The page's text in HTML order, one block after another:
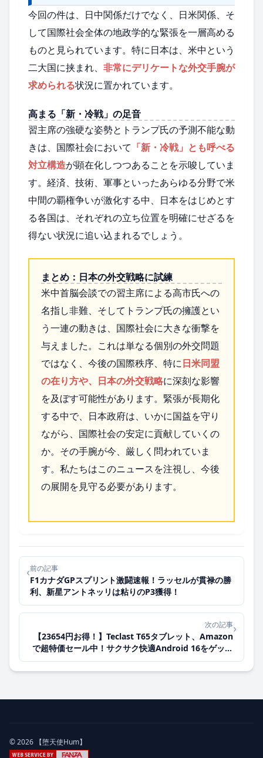
今回の件は、日中関係だけでなく、日米関係、そ
して国際社会全体の地政学的な緊張を一層高める
ものと見られています。特に日本は、米中という
二大国に挟まれ、 非常にデリケートな外交手腕が
求められる状況に置かれています。
高まる「新・冷戦」の足音
習主席の強硬な姿勢とトランプ氏の予測不能な動
きは、国際社会において 「新・冷戦」とも呼べる
対立構造が顕在化しつつあることを示唆していま
す。経済、技術、軍事といったあらゆる分野で米
中間の覇権争いが激化する中、日本をはじめとす
る各国は、それぞれの立ち位置を明確にせざるを
得ない状況に追い込まれるでしょう。
まとめ：日本の外交戦略に試練
米中首脳会談での習主席による高市氏への
名指し非難、そしてトランプ氏の擁護とい
う一連の動きは、国際社会に大きな衝撃を
与えました。これは単なる個別の外交問題
ではなく、今後の国際秩序、特に日米同盟
の在り方や、日本の外交戦略に深刻な影響
を及ぼす可能性があります。緊張が長期化
する中で、日本政府は、いかに国益を守り
ながら、国際社会の安定に貢献していくの
か。その手腕が今、厳しく問われていま
す。私たちはこのニュースを注視し、今後
の展開を見守る必要があります。
‹前の記事
F1カナダGPスプリント激闘速報！ラッセルが貫禄の勝
利、新星アントネッリは粘りのP3獲得！
次の記事
【23654円お得！】Teclast T65タブレット、Amazon
で超特価セール中！サクサク快適Android 16をゲット
するなら今！
›
© 2026 【堕天使Hum】